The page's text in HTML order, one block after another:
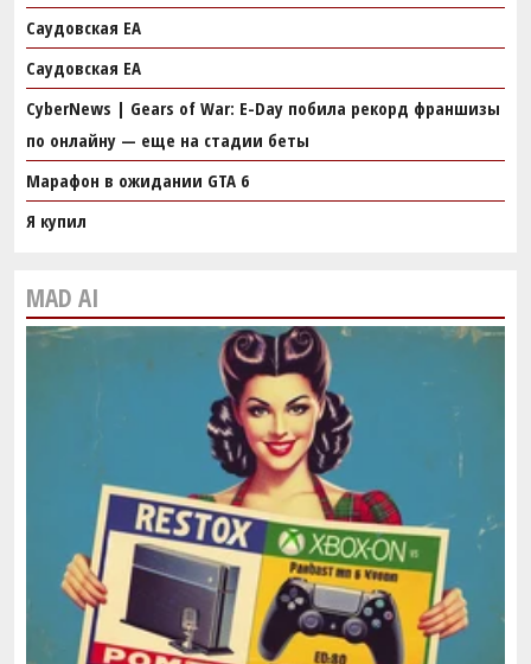
Саудовская EA
Саудовская EA
CyberNews | Gears of War: E-Day побила рекорд франшизы
по онлайну — еще на стадии беты
Марафон в ожидании GTA 6
Я купил
MAD AI